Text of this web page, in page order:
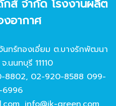
กส์ จํากัด โรงงานผลิต
อากาศ
ทร์ทองเอี่ยม ต.บางรักพัฒนา
.นนทบุรี 11110
8802, 02-920-8588 099-